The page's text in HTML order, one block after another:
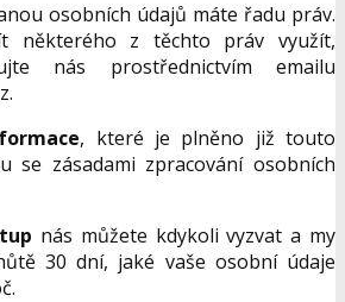
osobních údajů máte řadu práv.
některého z těchto práv využít,
nás prostřednictvím emailu
, které je plněno již touto
se zásadami zpracování osobních
nás můžete kdykoli vyzvat a my
30 dní, jaké vaše osobní údaje